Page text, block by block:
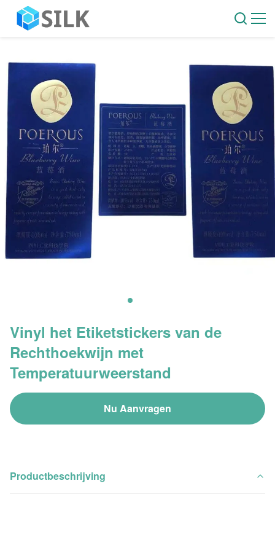
Vinyl het Etiketstickers van de
Rechthoekwijn met
Temperatuurweerstand
Nu Aanvragen
Productbeschrijving